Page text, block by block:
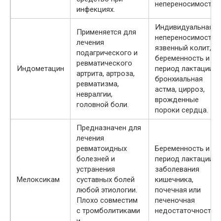
инфекциях.
непереносимость.
Индометацин
Применяется для
лечения
подагрического и
ревматического
артрита, артроза,
ревматизма,
невралгии,
головной боли.
Индивидуальная
непереносимость,
язвенный колит,
беременность и
период лактации,
бронхиальная
астма, цирроз,
врожденные
пороки сердца.
Мелоксикам
Предназначен для
лечения
ревматоидных
болезней и
устранения
суставных болей
любой этиологии.
Плохо совместим
с тромболитиками
Беременность и
период лактации,
заболевания
кишечника,
почечная или
печеночная
недостаточность.